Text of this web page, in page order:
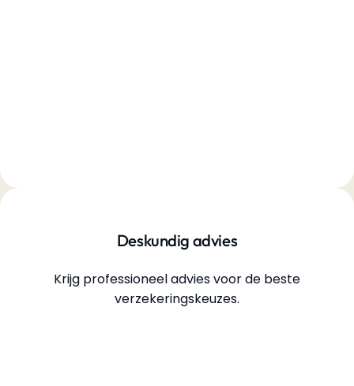
Deskundig advies
Krijg professioneel advies voor de beste
verzekeringskeuzes.